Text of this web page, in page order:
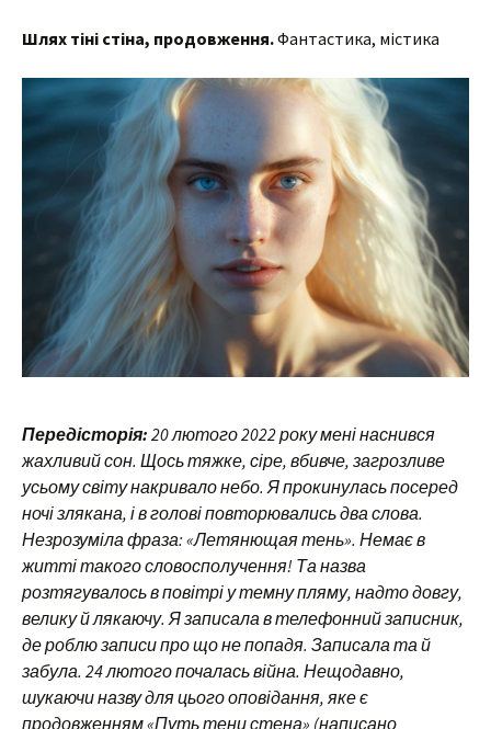
Шлях тіні стіна, продовження.Фантастика, містика
Передісторія: 20 лютого 2022 року мені наснився
жахливий сон. Щось тяжке, сіре, вбивче, загрозливе
усьому світу накривало небо. Я прокинулась посеред
ночі злякана, і в голові повторювались два слова.
Незрозуміла фраза: «Летянющая тень». Немає в
житті такого словосполучення! Та назва
розтягувалось в повітрі у темну пляму, надто довгу,
велику й лякаючу. Я записала в телефонний записник,
де роблю записи про що не попадя. Записала та й
забула. 24 лютого почалась війна. Нещодавно,
шукаючи назву для цього оповідання, яке є
продовженням «Путь тени стена» (написано